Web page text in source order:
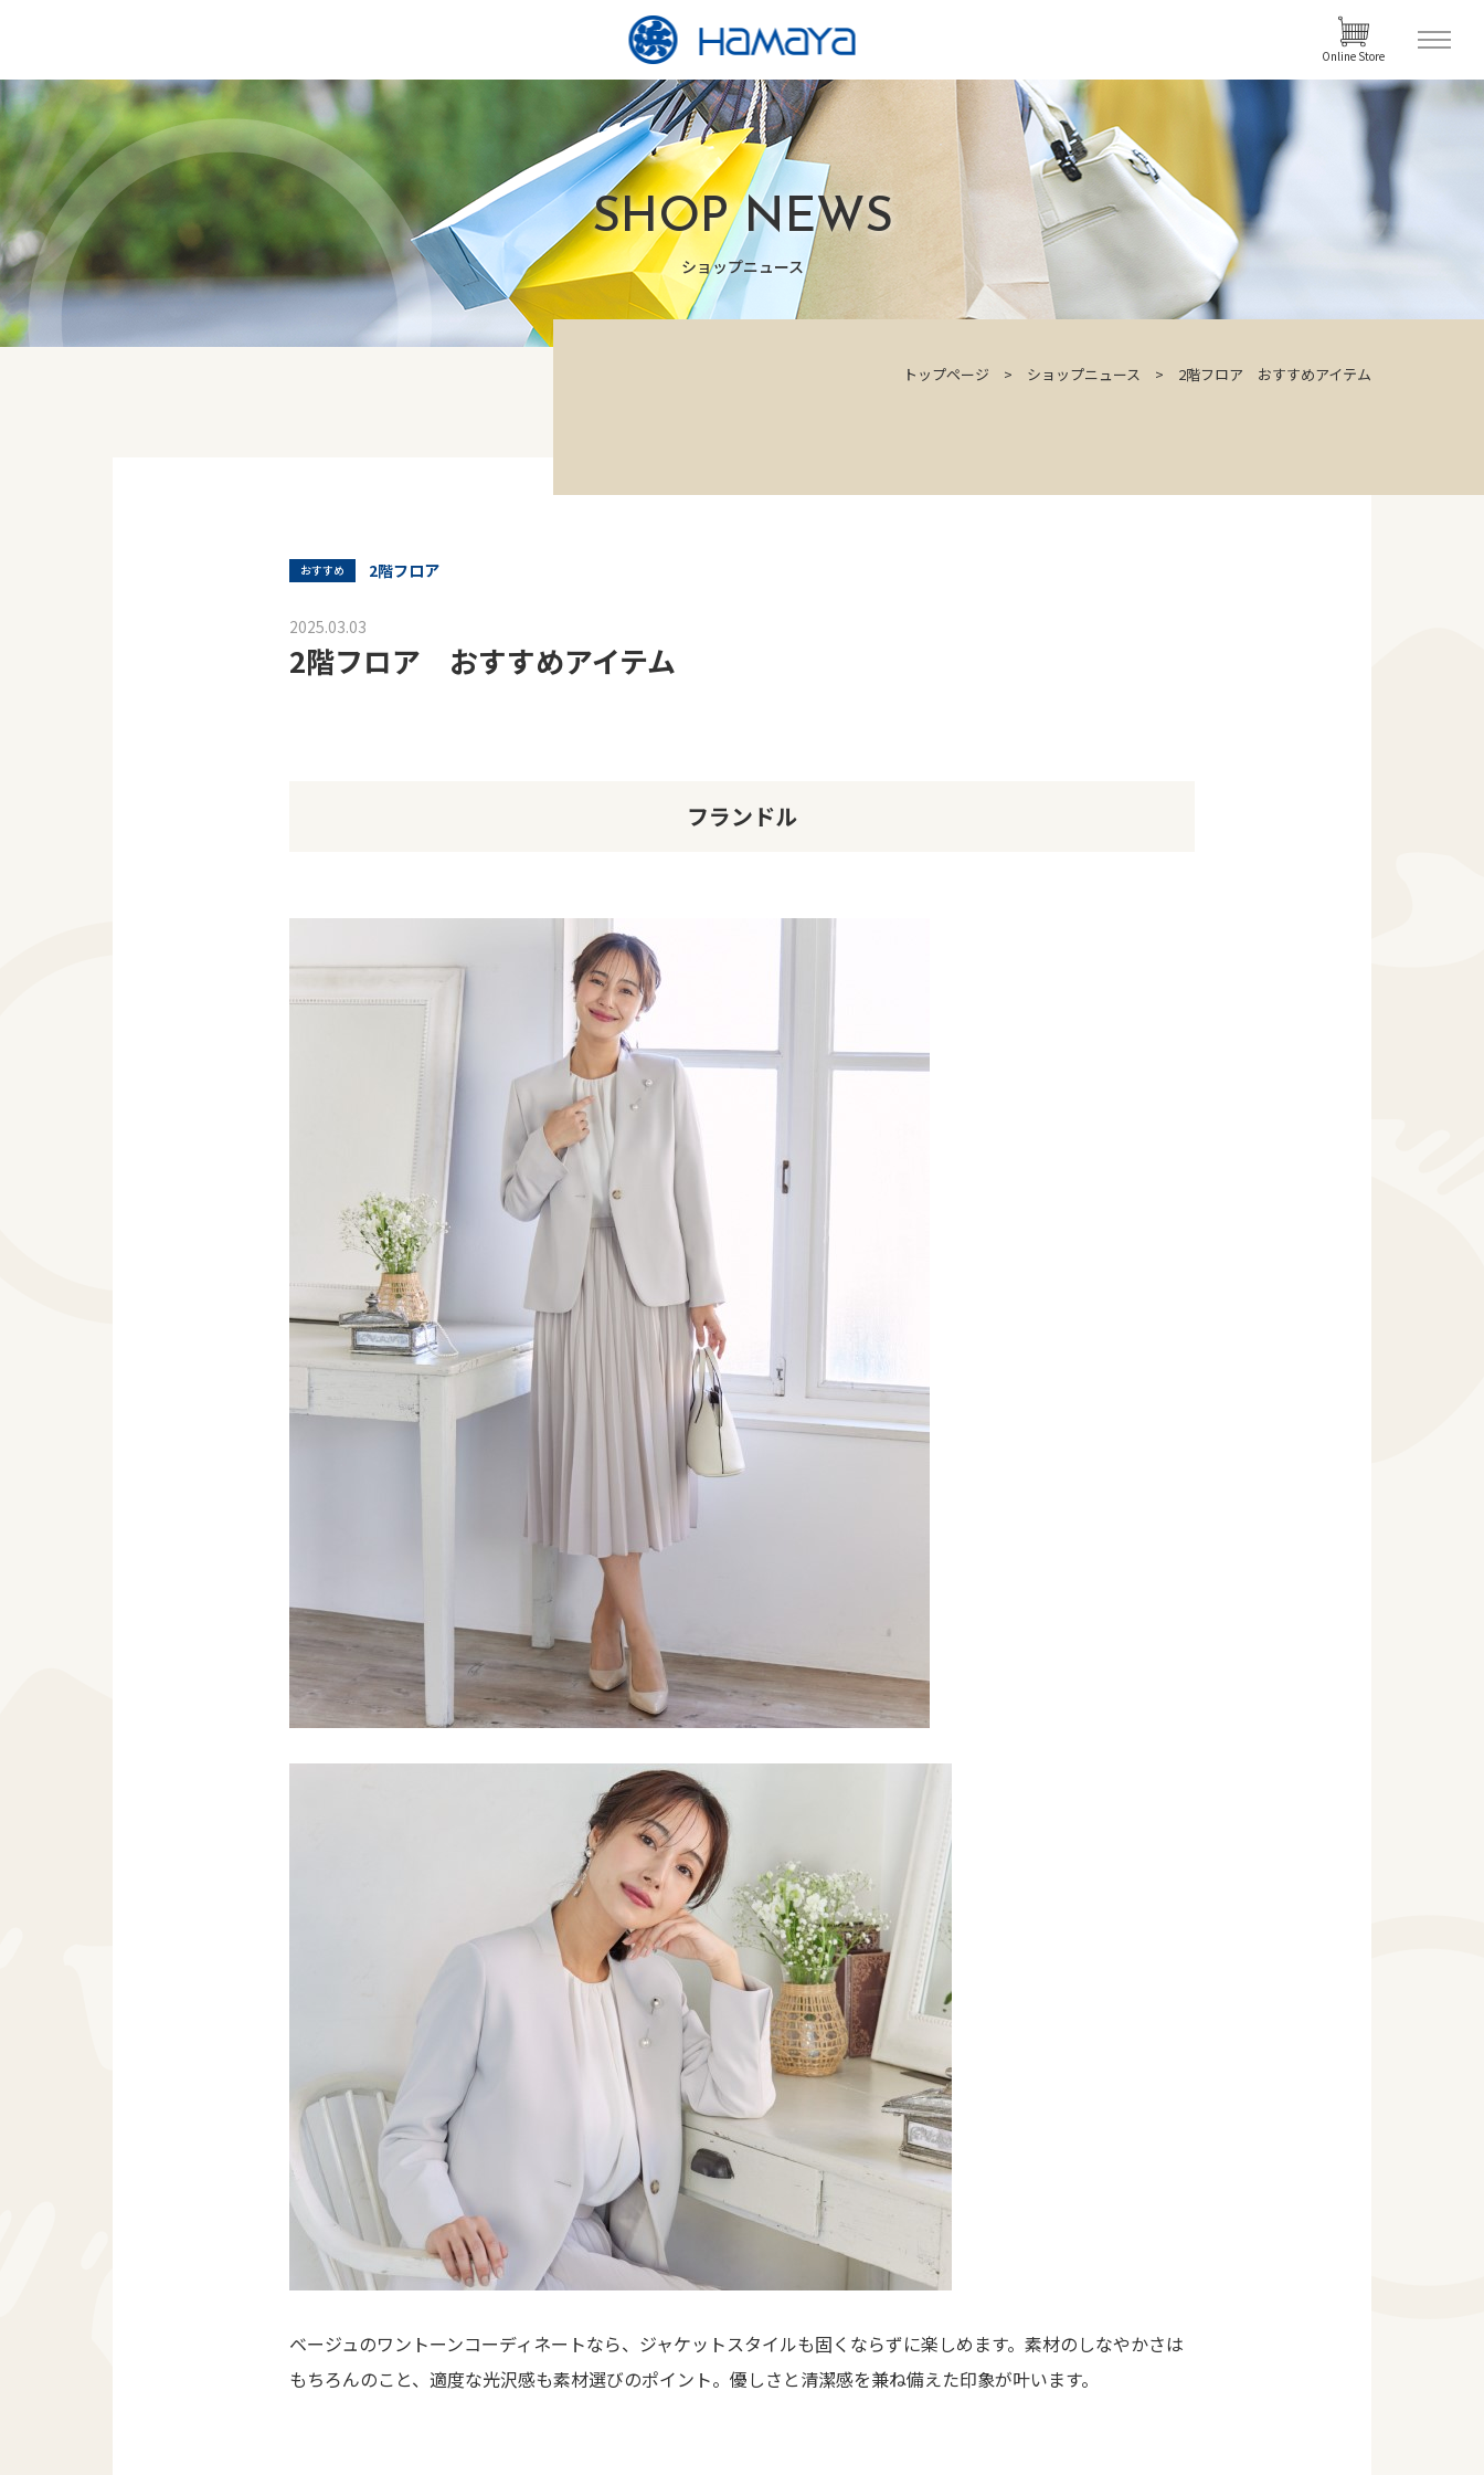
Online Store
SHOP NEWS
ショップニュース
トップページ ショップニュース 2階フロア おすすめアイテム
おすすめ 2階フロア
2025.03.03
2階フロア おすすめアイテム
フランドル
ベージュのワントーンコーディネートなら、ジャケットスタイルも固くならずに楽しめます。素材のしなやかさは
もちろんのこと、適度な光沢感も素材選びのポイント。優しさと清潔感を兼ね備えた印象が叶います。